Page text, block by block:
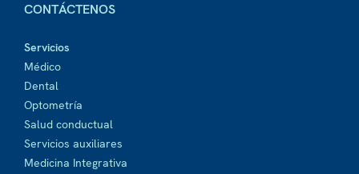
CONTÁCTENOS
Servicios
Médico
Dental
Optometría
Salud conductual
Servicios auxiliares
Medicina Integrativa